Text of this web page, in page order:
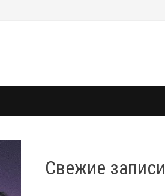
Свежие записи